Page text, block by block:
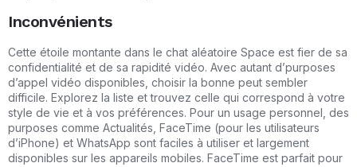
Inconvénients
Cette étoile montante dans le chat aléatoire Space est fier de sa
confidentialité et de sa rapidité vidéo. Avec autant d’purposes
d’appel vidéo disponibles, choisir la bonne peut sembler
difficile. Explorez la liste et trouvez celle qui correspond à votre
style de vie et à vos préférences. Pour un usage personnel, des
purposes comme Actualités, FaceTime (pour les utilisateurs
d’iPhone) et WhatsApp sont faciles à utiliser et largement
disponibles sur les appareils mobiles. FaceTime est parfait pour